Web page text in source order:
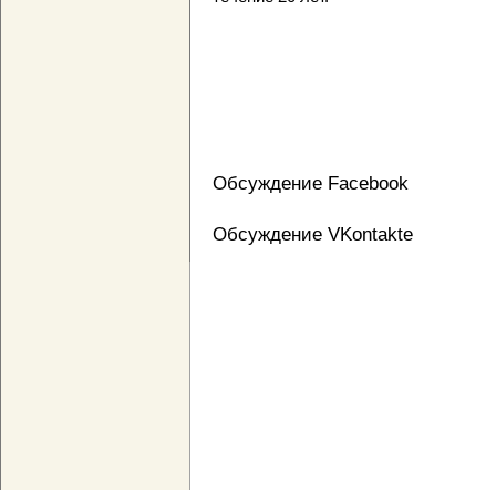
Обсуждение Facebook
Обсуждение VKontakte